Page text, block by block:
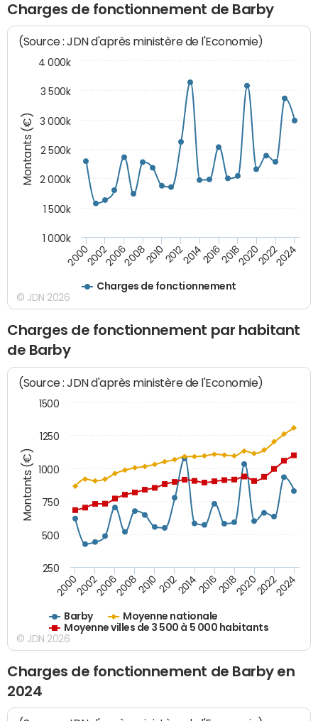
Charges de fonctionnement de Barby
Montants (€)
(Source : JDN d'après ministère de l'Economie)
Charges de fonctionnement
200020022006200820102012201420162018202020222024
1 000k
1 500k
2 000k
2 500k
3 000k
3 500k
4 000k
© JDN 2026
Charges de fonctionnement par habitant
de Barby
Montants (€)
(Source : JDN d'après ministère de l'Economie)
Barby
Moyenne nationale
Moyenne villes de 3 500 à 5 000 habitants
200020022006200820102012201420162018202020222024
250
500
750
1000
1250
1500
© JDN 2026
Charges de fonctionnement de Barby en
2024